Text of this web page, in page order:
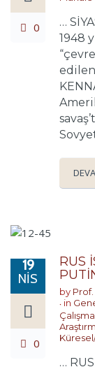
0
…
1948
19
NIS
0
RUS
by
in
…